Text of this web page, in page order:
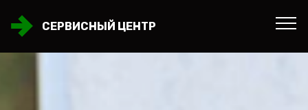
СЕРВИСНЫЙ ЦЕНТР